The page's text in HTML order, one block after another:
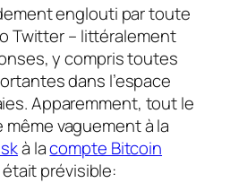
englouti par toute
Twitter – littéralement
y compris toutes
dans l’espace
Apparemment, tout le
vaguement à la
à lacompte Bitcoin
prévisible: